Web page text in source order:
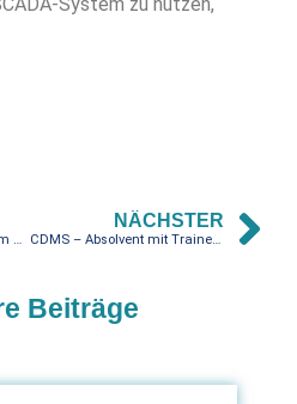
DCW25 – INZEPTER sorgt im zweiten Jahr für exzellente Atomsphäre auf dem VIRZ-Gemeinschaftsstand
NÄCHSTER
CDMS – Absolvent mit Trainerqualifikation
Beiträge